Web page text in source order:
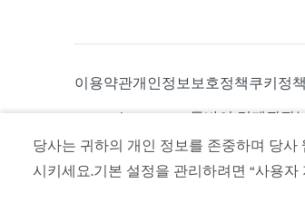
당사는 귀하의 개인 정보를 존중하며 당
시키세요.기본 설정을 관리하려면 “사용자
이용약관개인정보보호정책쿠키정책
Copyright © 2026. 두바이 경제관